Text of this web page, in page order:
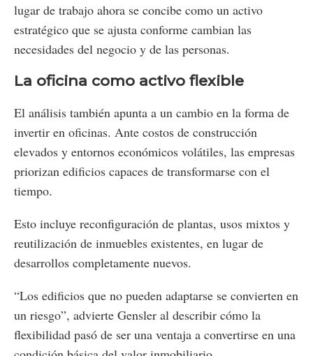
lugar de trabajo ahora se concibe como un activo
estratégico que se ajusta conforme cambian las
necesidades del negocio y de las personas.
La oficina como activo flexible
El análisis también apunta a un cambio en la forma de
invertir en oficinas. Ante costos de construcción
elevados y entornos económicos volátiles, las empresas
priorizan edificios capaces de transformarse con el
tiempo.
Esto incluye reconfiguración de plantas, usos mixtos y
reutilización de inmuebles existentes, en lugar de
desarrollos completamente nuevos.
“Los edificios que no pueden adaptarse se convierten en
un riesgo”, advierte Gensler al describir cómo la
flexibilidad pasó de ser una ventaja a convertirse en una